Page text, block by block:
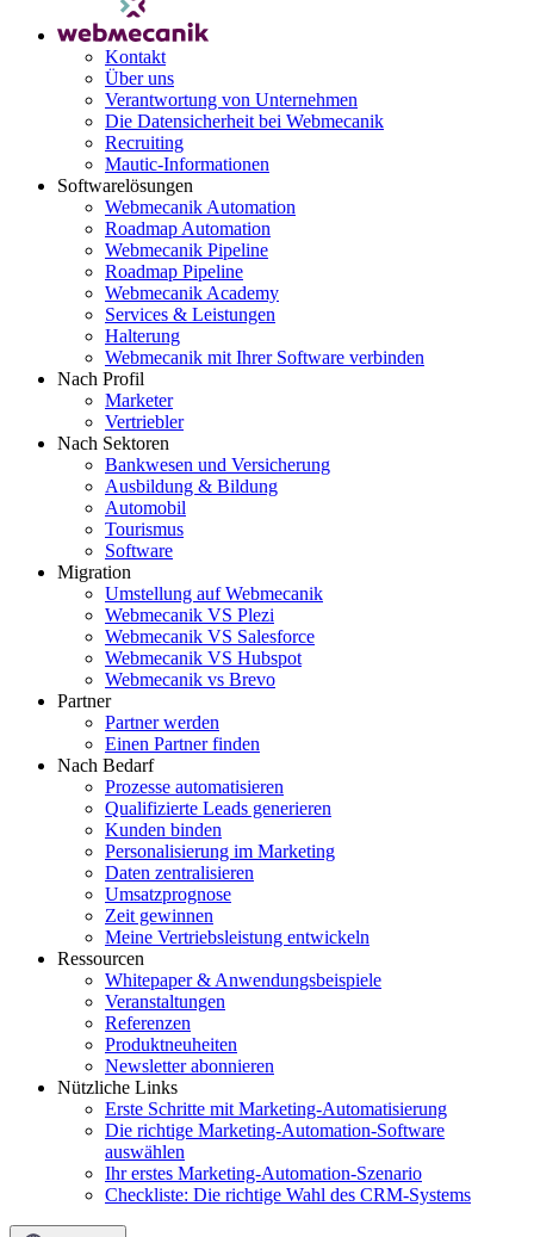
Kontakt
Über uns
Verantwortung von Unternehmen
Die Datensicherheit bei Webmecanik
Recruiting
Mautic-Informationen
Softwarelösungen
Webmecanik Automation
Roadmap Automation
Webmecanik Pipeline
Roadmap Pipeline
Webmecanik Academy
Services & Leistungen
Halterung
Webmecanik mit Ihrer Software verbinden
Nach Profil
Marketer
Vertriebler
Nach Sektoren
Bankwesen und Versicherung
Ausbildung & Bildung
Automobil
Tourismus
Software
Migration
Umstellung auf Webmecanik
Webmecanik VS Plezi
Webmecanik VS Salesforce
Webmecanik VS Hubspot
Webmecanik vs Brevo
Partner
Partner werden
Einen Partner finden
Nach Bedarf
Prozesse automatisieren
Qualifizierte Leads generieren
Kunden binden
Personalisierung im Marketing
Daten zentralisieren
Umsatzprognose
Zeit gewinnen
Meine Vertriebsleistung entwickeln
Ressourcen
Whitepaper & Anwendungsbeispiele
Veranstaltungen
Referenzen
Produktneuheiten
Newsletter abonnieren
Nützliche Links
Erste Schritte mit Marketing-Automatisierung
Die richtige Marketing-Automation-Software
auswählen
Ihr erstes Marketing-Automation-Szenario
Checkliste: Die richtige Wahl des CRM-Systems